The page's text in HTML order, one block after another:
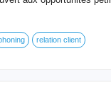
relation client